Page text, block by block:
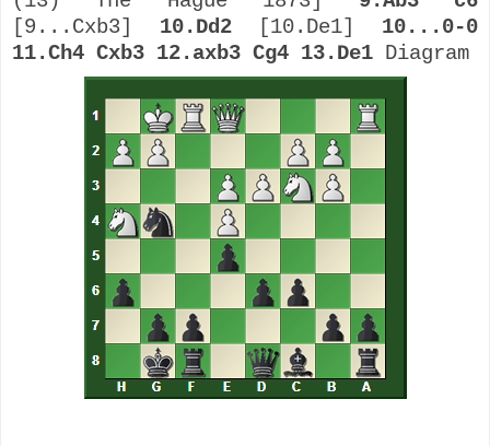
[9...Cxb3] 10.Dd2 [10.De1] 10...0-0
11.Ch4 Cxb3 12.axb3 Cg4 13.De1 Diagram